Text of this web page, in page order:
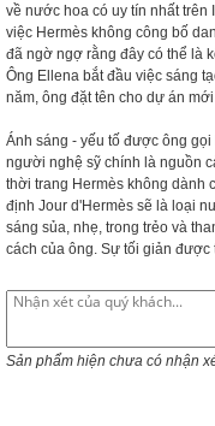
về nước hoa có uy tín nhất trên
việc Hermès không công bố
đã ngờ ngợ rằng đây có thể là
Ông Ellena bắt đầu việc sáng
năm, ông đặt tên cho dự án
Ánh sáng - yếu tố được ông
người nghệ sỹ chính là nguồn
thời trang Hermès không dành
định Jour d'Hermès sẽ là loại
sáng sủa, nhẹ, trong trẻo và
cách của ông. Sự tối giản được
Sản phẩm hiện chưa có nhận